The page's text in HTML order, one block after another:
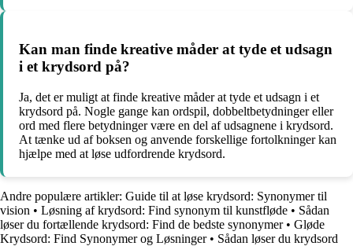
Kan man finde kreative måder at tyde et udsagn
i et krydsord på?
Ja, det er muligt at finde kreative måder at tyde et udsagn i et
krydsord på. Nogle gange kan ordspil, dobbeltbetydninger eller
ord med flere betydninger være en del af udsagnene i krydsord.
At tænke ud af boksen og anvende forskellige fortolkninger kan
hjælpe med at løse udfordrende krydsord.
Andre populære artikler: Guide til at løse krydsord: Synonymer til
vision • Løsning af krydsord: Find synonym til kunstfløde • Sådan
løser du fortællende krydsord: Find de bedste synonymer• Gløde
Krydsord: Find Synonymer og Løsninger• Sådan løser du krydsord